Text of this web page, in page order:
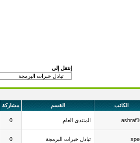
إنتقل إلى
الكاتب القسم مشاركة
المنتدى العام 0
تبادل خبرات البرمجة 0